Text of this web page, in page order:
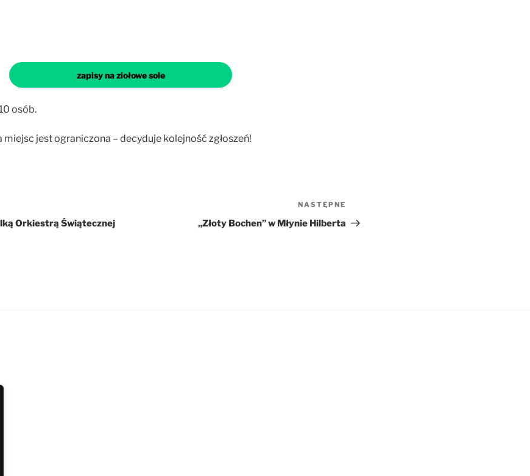
zapisy na ziołowe sole
osób.
jest ograniczona – decyduje kolejność zgłoszeń!
Orkiestrą Świątecznej
wpis
NASTĘPNE
„Złoty Bochen” w Młynie Hilberta